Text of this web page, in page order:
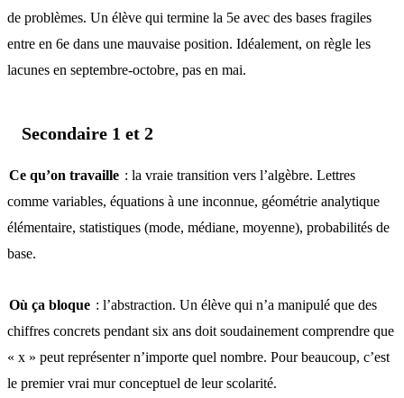
de problèmes. Un élève qui termine la 5e avec des bases fragiles
entre en 6e dans une mauvaise position. Idéalement, on règle les
lacunes en septembre-octobre, pas en mai.
Secondaire 1 et 2
Ce qu’on travaille : la vraie transition vers l’algèbre. Lettres
comme variables, équations à une inconnue, géométrie analytique
élémentaire, statistiques (mode, médiane, moyenne), probabilités de
base.
Où ça bloque : l’abstraction. Un élève qui n’a manipulé que des
chiffres concrets pendant six ans doit soudainement comprendre que
« x » peut représenter n’importe quel nombre. Pour beaucoup, c’est
le premier vrai mur conceptuel de leur scolarité.